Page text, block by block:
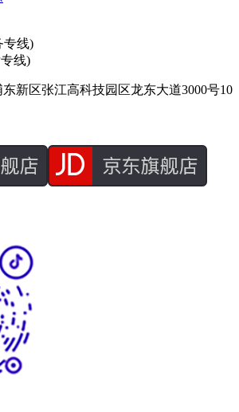
线)
线)
新区张江高科技园区龙东大道3000号10